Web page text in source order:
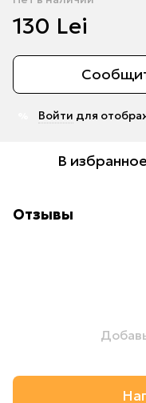
130 Lei
Войти для
В избранное
Отзывы